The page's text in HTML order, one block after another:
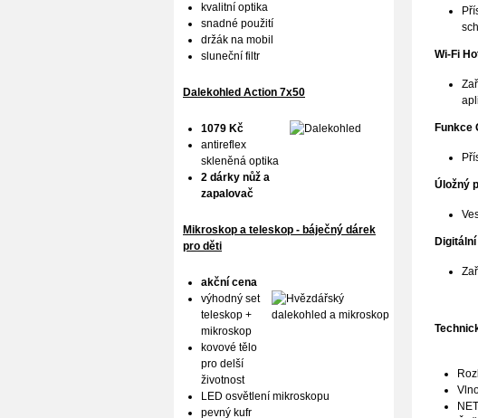
Wi-Fi
Funkce
Úložný
kvalitní optika
snadné použití
držák na mobil
sluneční filtr
Dalekohled Action 7x50
1079 Kč
antireflex
skleněná optika
2 dárky nůž a
zapalovač
Mikroskop a teleskop - báječný dárek
pro děti
akční cena
výhodný set
teleskop +
mikroskop
kovové tělo
pro delší
životnost
LED osvětlení mikroskopu
pevný kufr